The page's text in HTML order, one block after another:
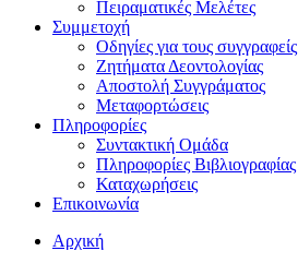
Πειραματικές Μελέτες
Συμμετοχή
Οδηγίες για τους συγγραφείς
Ζητήματα Δεοντολογίας
Αποστολή Συγγράματος
Μεταφορτώσεις
Πληροφορίες
Συντακτική Ομάδα
Πληροφορίες Βιβλιογραφίας
Καταχωρήσεις
Επικοινωνία
Αρχική